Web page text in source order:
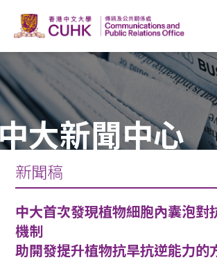
大新聞中心
新聞稿
中大首次發現植物細胞內囊泡對
機制
助開發提升植物抗旱抗逆能力的